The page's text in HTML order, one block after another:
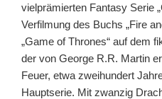
vielprämierten Fantasy Serie
Verfilmung des Buchs „Fire
„Game of Thrones“ auf dem
der von George R.R. Martin
Feuer, etwa zweihundert
Hauptserie. Mit zwanzig